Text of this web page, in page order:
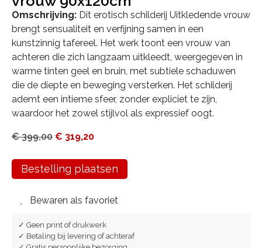
Omschrijving: Dit erotisch schilderij Uitkledende vrouw
brengt sensualiteit en verfijning samen in een
kunstzinnig tafereel. Het werk toont een vrouw van
achteren die zich langzaam uitkleedt, weergegeven in
warme tinten geel en bruin, met subtiele schaduwen
die de diepte en beweging versterken. Het schilderij
ademt een intieme sfeer, zonder expliciet te zijn,
waardoor het zowel stijlvol als expressief oogt.
€399,00 € 319,20
Bestelling plaatsen
Bewaren als favoriet
✓ Geen print of drukwerk
✓ Betaling bij levering of achteraf